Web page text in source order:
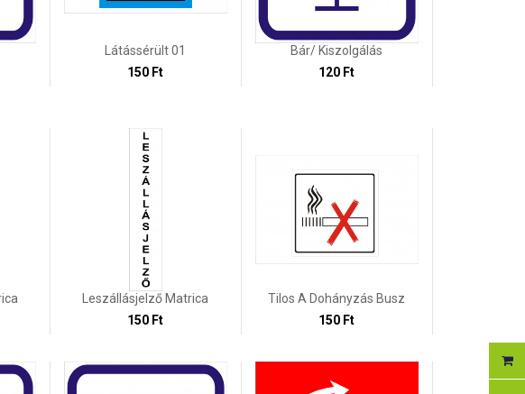
Látássérült 01
150 Ft
Bár/ Kiszolgálás
120 Ft
Leszállásjelző Matrica
150 Ft
Tilos A Dohányzás Busz
150 Ft